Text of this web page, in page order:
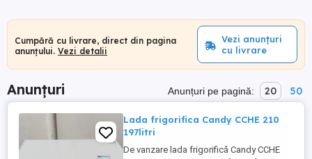
Cumpără cu livrare, direct din pagina
anunțului. Vezi detalii
Vezi anunțuri
cu livrare
Anunțuri Anunțuri pe pagină: 20 50
Lada frigorifica Candy CCHE 210
197litri
De vanzare lada frigorifică Candy CCHE